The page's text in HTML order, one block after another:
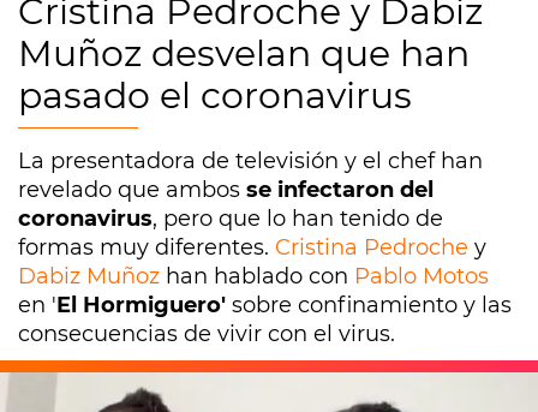
Cristina Pedroche y Dabiz
Muñoz desvelan que han
pasado el coronavirus
La presentadora de televisión y el chef han
revelado que ambos se infectaron del
coronavirus, pero que lo han tenido de
formas muy diferentes. Cristina Pedroche y
Dabiz Muñoz han hablado con Pablo Motos
en 'El Hormiguero' sobre confinamiento y las
consecuencias de vivir con el virus.